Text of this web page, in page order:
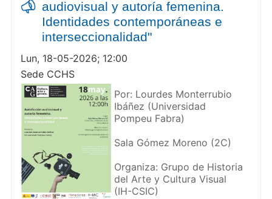
audiovisual y autoría femenina.
Identidades contemporáneas e
interseccionalidad"
Lun, 18-05-2026; 12:00
Sede CCHS
Por: Lourdes Monterrubio
Ibáñez (Universidad
Pompeu Fabra)
Sala Gómez Moreno (2C)
Organiza: Grupo de Historia
del Arte y Cultura Visual
(IH-CSIC)